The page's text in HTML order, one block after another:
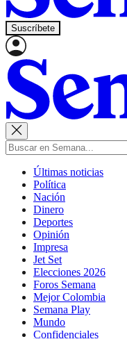
Suscríbete
Últimas noticias
Política
Nación
Dinero
Deportes
Opinión
Impresa
Jet Set
Elecciones 2026
Foros Semana
Mejor Colombia
Semana Play
Mundo
Confidenciales